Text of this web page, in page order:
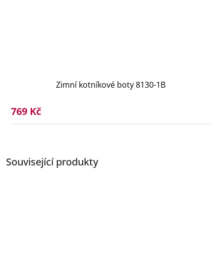
Související produkty
Zimní kotníkové boty 8130-1B
769 Kč